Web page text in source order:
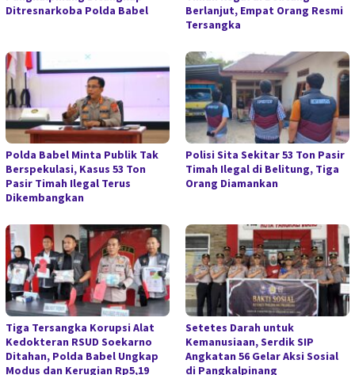
Ditresnarkoba Polda Babel
Berlanjut, Empat Orang Resmi
Tersangka
Polda Babel Minta Publik Tak
Berspekulasi, Kasus 53 Ton
Pasir Timah Ilegal Terus
Dikembangkan
Polisi Sita Sekitar 53 Ton Pasir
Timah Ilegal di Belitung, Tiga
Orang Diamankan
Tiga Tersangka Korupsi Alat
Kedokteran RSUD Soekarno
Ditahan, Polda Babel Ungkap
Modus dan Kerugian Rp5,19
Setetes Darah untuk
Kemanusiaan, Serdik SIP
Angkatan 56 Gelar Aksi Sosial
di Pangkalpinang